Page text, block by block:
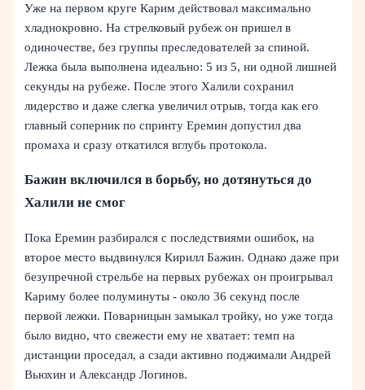
Уже на первом круге Карим действовал максимально
хладнокровно. На стрелковый рубеж он пришел в
одиночестве, без группы преследователей за спиной.
Лежка была выполнена идеально: 5 из 5, ни одной лишней
секунды на рубеже. После этого Халили сохранил
лидерство и даже слегка увеличил отрыв, тогда как его
главный соперник по спринту Еремин допустил два
промаха и сразу откатился вглубь протокола.
Бажин включился в борьбу, но дотянуться до
Халили не смог
Пока Еремин разбирался с последствиями ошибок, на
второе место выдвинулся Кирилл Бажин. Однако даже при
безупречной стрельбе на первых рубежах он проигрывал
Кариму более полуминуты - около 36 секунд после
первой лежки. Поварницын замыкал тройку, но уже тогда
было видно, что свежести ему не хватает: темп на
дистанции проседал, а сзади активно поджимали Андрей
Вьюхин и Александр Логинов.